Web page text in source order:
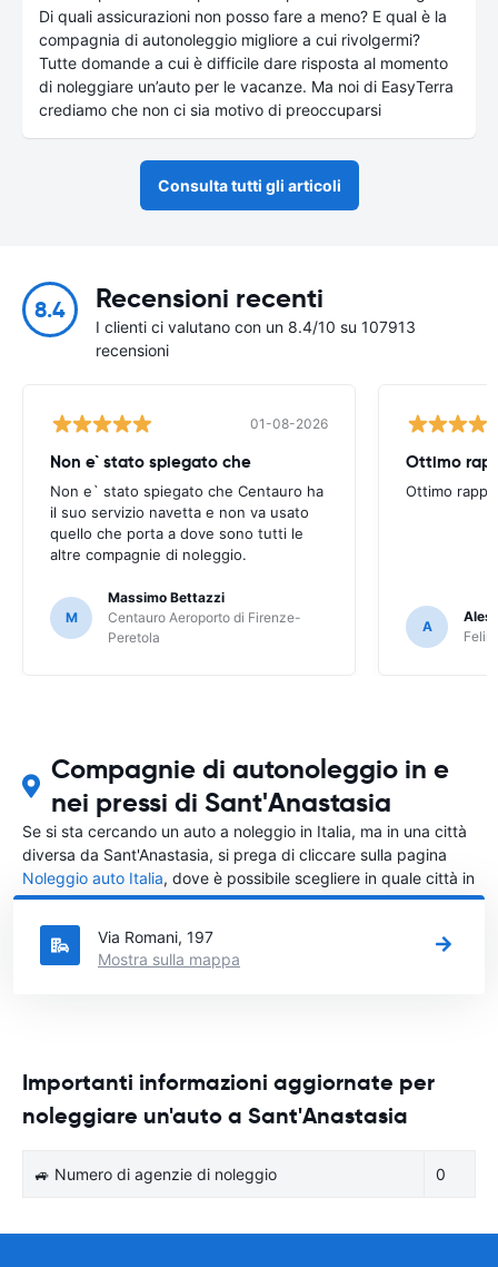
Di quali assicurazioni non posso fare a meno? E qual è la
compagnia di autonoleggio migliore a cui rivolgermi?
Tutte domande a cui è difficile dare risposta al momento
di noleggiare un’auto per le vacanze. Ma noi di EasyTerra
crediamo che non ci sia motivo di preoccuparsi
Consulta tutti gli articoli
8.4 Recensioni recenti
I clienti ci valutano con un 8.4/10 su 107913
recensioni
01-08-2026
Non e` stato spiegato che
Non e` stato spiegato che Centauro ha
il suo servizio navetta e non va usato
quello che porta a dove sono tutti le
altre compagnie di noleggio.
M
Massimo Bettazzi
Centauro Aeroporto di Firenze-
Peretola
Ottimo
Ottimo
A
Compagnie di autonoleggio in e
nei pressi di Sant'Anastasia
Se si sta cercando un auto a noleggio in Italia, ma in una città
diversa da Sant'Anastasia, si prega di cliccare sulla pagina
Noleggio auto Italia, dove è possibile scegliere in quale città in
Italia si vuole noleggiare l'auto.
Via Romani, 197
Mostra sulla mappa
Importanti informazioni aggiornate per
noleggiare un'auto a Sant'Anastasia
🚙 Numero di agenzie di noleggio 0